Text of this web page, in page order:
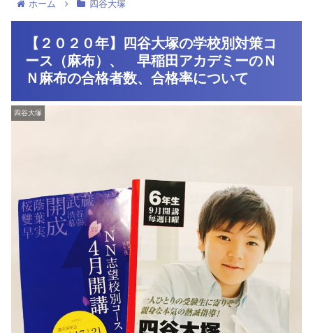
ホーム 四谷大塚
【２０２０年】四谷大塚の学校別対策コ
ース（麻布）、 早稲田アカデミーのＮ
Ｎ麻布の合格者数、合格率について
四谷大塚